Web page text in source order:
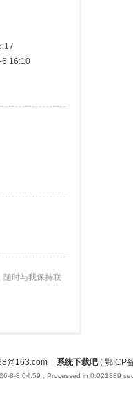
6 16:10
随时与我保持联
系统下载吧( 鄂ICP
8-8 04:59 , Processed in 0.021889